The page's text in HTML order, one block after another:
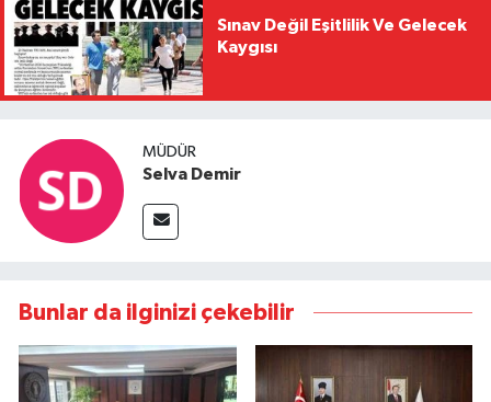
Sınav Değil Eşitlilik Ve Gelecek
Kaygısı
MÜDÜR
Selva Demir
Bunlar da ilginizi çekebilir